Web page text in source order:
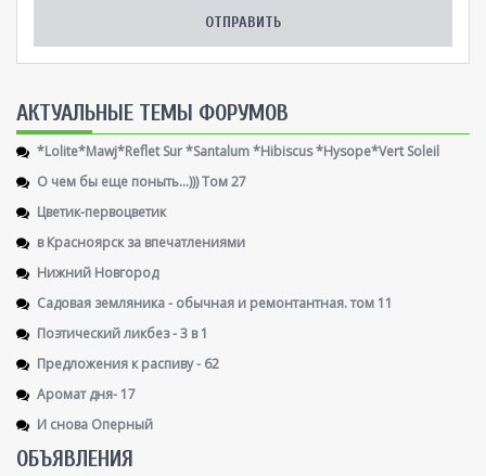
AКТУАЛЬНЫЕ ТЕМЫ ФОРУМОВ
*Lolite*Mawj*Reflet Sur *Santalum *Hibiscus *Hysope*Vert Soleil
О чем бы еще поныть...))) Том 27
Цветик-первоцветик
в Красноярск за впечатлениями
Нижний Новгород
Садовая земляника - обычная и ремонтантная. том 11
Поэтический ликбез - 3 в 1
Предложения к распиву - 62
Аромат дня- 17
И снова Оперный
ОБЪЯВЛЕНИЯ